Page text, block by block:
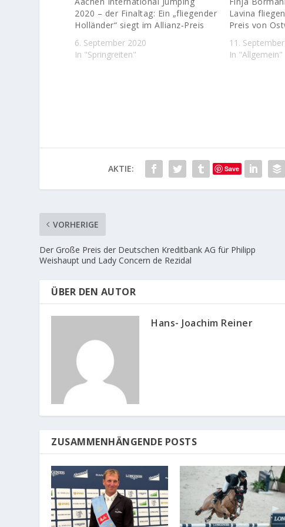
2020 – der Finaltag: Ein „fliegender
Holländer“ siegt im Allianz-Preis
6. September 2020
In "Springreiten"
Lavina
Preis von
11.
In "Allgemein"
AKTIE: Save
VORHERIGE
Der Große Preis der Deutschen Kreditbank AG für Philipp
Weishaupt und Lady Concern de Rezidal
ÜBER DEN AUTOR
Hans- Joachim Reiner
ZUSAMMENHÄNGENDE POSTS